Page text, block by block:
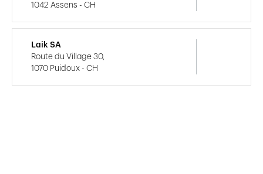
1042 Assens - CH
Laik SA
Route du Village 30,
1070 Puidoux - CH